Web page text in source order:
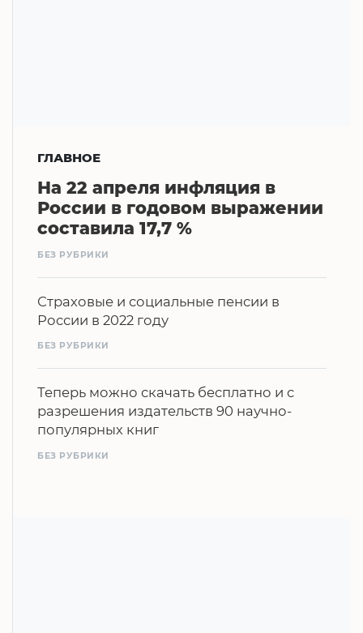
ГЛАВНОЕ
На 22 апреля инфляция в
России в годовом выражении
составила 17,7 %
БЕЗ РУБРИКИ
Страховые и социальные пенсии в
России в 2022 году
БЕЗ РУБРИКИ
Теперь можно скачать бесплатно и с
разрешения издательств 90 научно-
популярных книг
БЕЗ РУБРИКИ